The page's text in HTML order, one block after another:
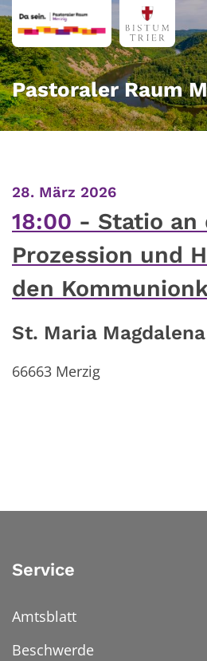
Zum Inhalt springen
Pastoraler Raum
28. März 2026:
18:00
Statio an
Prozession und
den
St. Maria
66663 Merzig
Service
Amtsblatt
Beschwerde